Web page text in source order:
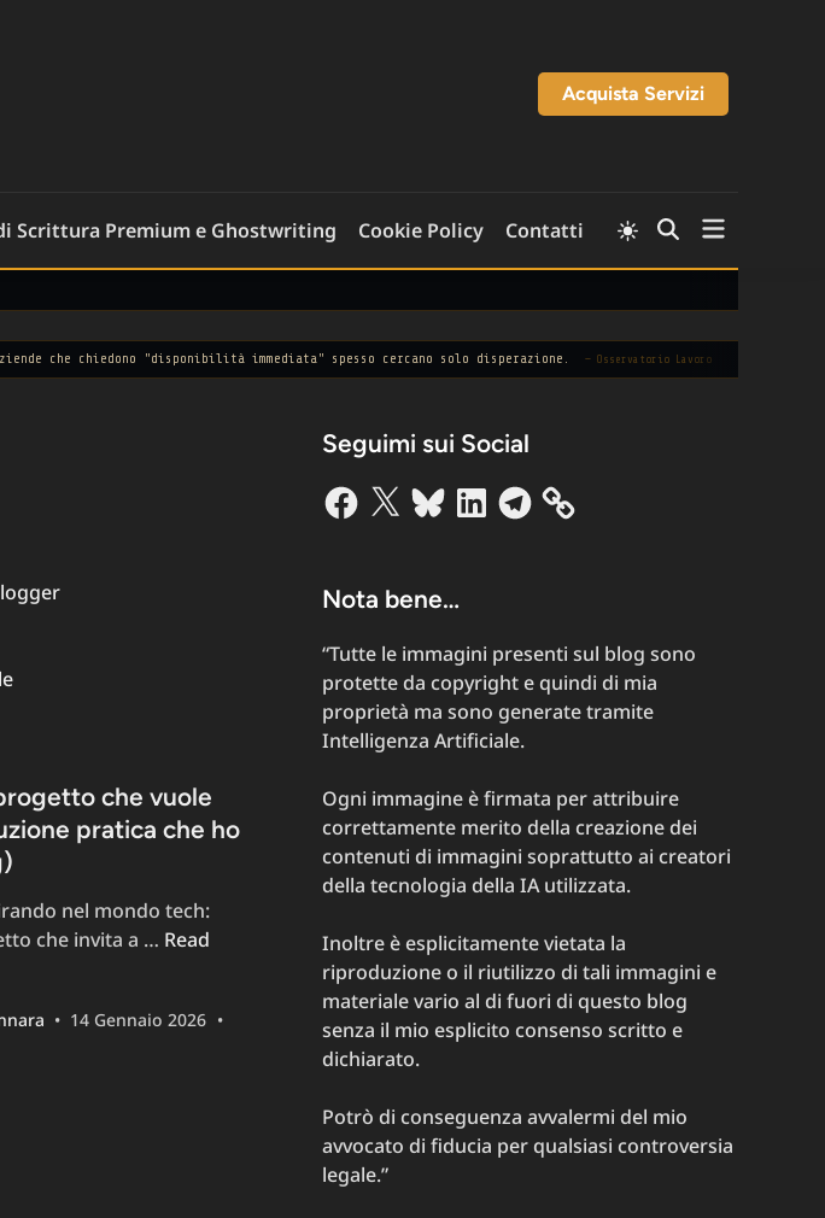
Acquista Servizi
Scrittura Premium e Ghostwriting Cookie Policy Contatti Switch
to
light
OpenOpen
"disponibilità immediata" spesso cercano solo disperazione. — Osservatorio Lavoro ◆ Il 90% dei dati
che vuole
pratica che ho
nel mondo tech:
che invita a … Poison
progetto
Read
• 14 Gennaio 2026 •
Seguimi sui Social
Facebook
X BlueskyLinkedInTelegram
Nota bene…
“Tutte le immagini presenti sul blog sono
protette da copyright e quindi di mia
proprietà ma sono generate tramite
Intelligenza Artificiale.
Ogni immagine è firmata per attribuire
correttamente merito della creazione dei
contenuti di immagini soprattutto ai creatori
della tecnologia della IA utilizzata.
Inoltre è esplicitamente vietata la
riproduzione o il riutilizzo di tali immagini e
materiale vario al di fuori di questo blog
senza il mio esplicito consenso scritto e
dichiarato.
Potrò di conseguenza avvalermi del mio
avvocato di fiducia per qualsiasi controversia
legale.”